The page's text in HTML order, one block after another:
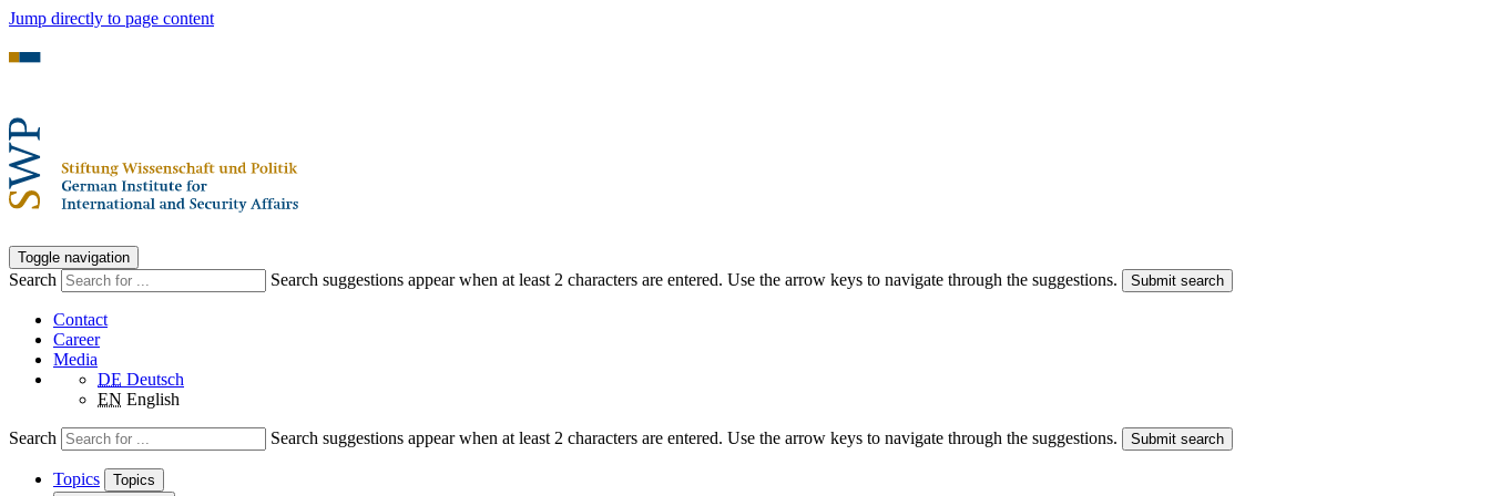
Jump directly to page content
Toggle navigation
Search Search suggestions appear when at least 2 characters are entered. Use the arrow keys to navigate through the suggestions. Submit search
Contact
Career
Media
DE Deutsch
EN English
Search Search suggestions appear when at least 2 characters are entered. Use the arrow keys to navigate through the suggestions. Submit search
Topics
Topics